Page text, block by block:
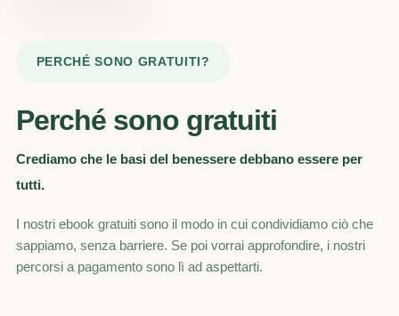
PERCHÉ SONO GRATUITI?
Perché sono gratuiti
Crediamo che le basi del benessere debbano essere per
tutti.
I nostri ebook gratuiti sono il modo in cui condividiamo ciò che
sappiamo, senza barriere. Se poi vorrai approfondire, i nostri
percorsi a pagamento sono lì ad aspettarti.